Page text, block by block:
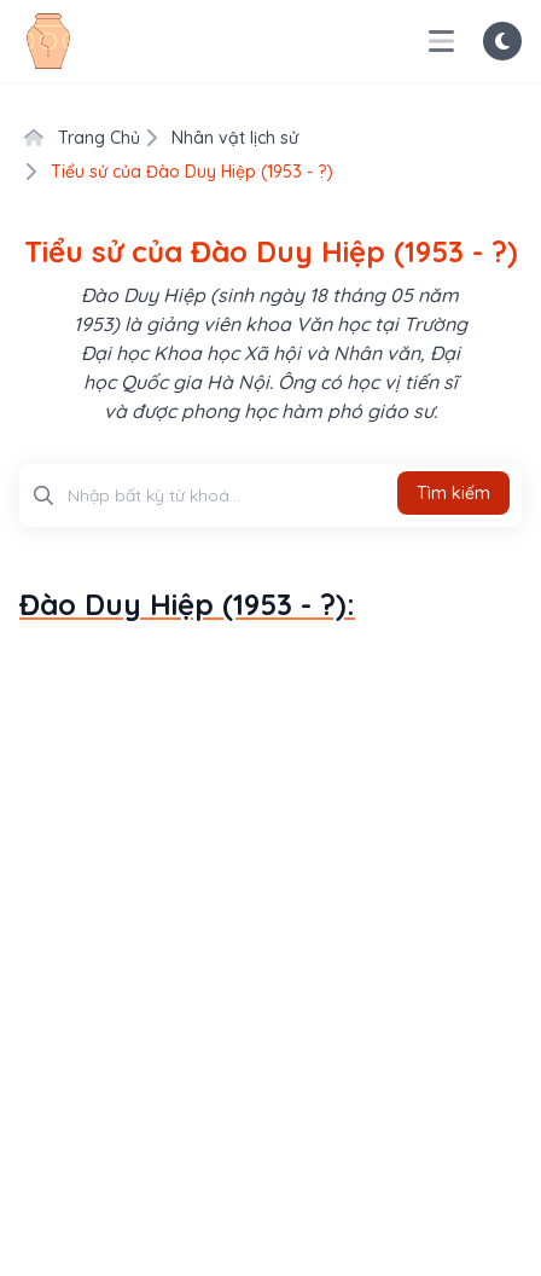
Trang Chủ
Nhân vật lịch sử
Tiểu sử của Đào Duy Hiệp (1953 - ?)
Tiểu sử của Đào Duy Hiệp (1953 - ?)
Đào Duy Hiệp (sinh ngày 18 tháng 05 năm
1953) là giảng viên khoa Văn học tại Trường
Đại học Khoa học Xã hội và Nhân văn, Đại
học Quốc gia Hà Nội. Ông có học vị tiến sĩ
và được phong học hàm phó giáo sư.
Tìm kiếm
Đào Duy Hiệp (1953 - ?):